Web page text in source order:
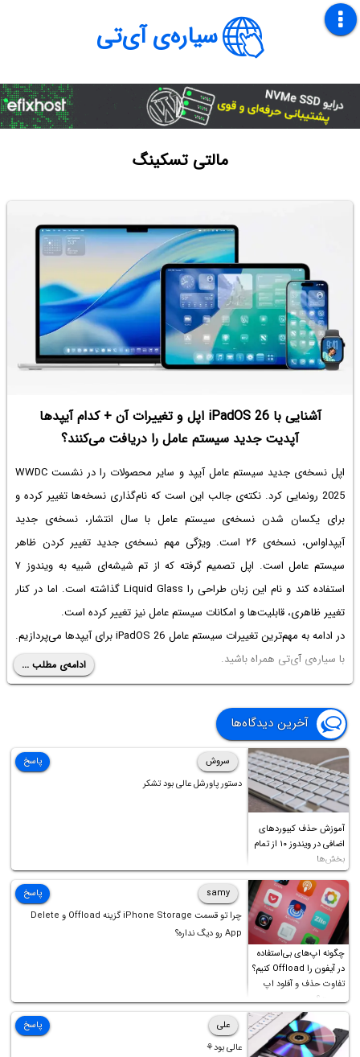
سیاره‌ی آی‌تی
مالتی تسکینگ
آشنایی با iPadOS 26 اپل و تغییرات آن + کدام آیپدها
آپدیت جدید سیستم عامل را دریافت می‌کنند؟
اپل نسخه‌ی جدید سیستم عامل آیپد و سایر محصولات را در نشست WWDC
2025 رونمایی کرد. نکته‌ی جالب این است که نام‌گذاری نسخه‌ها تغییر کرده و
برای یکسان شدن نسخه‌ی سیستم عامل با سال انتشار، نسخه‌ی جدید
آیپد‌او‌اس، نسخه‌ی ۲۶ است. ویژگی مهم نسخه‌ی جدید تغییر کردن ظاهر
سیستم عامل است. اپل تصمیم گرفته که از تم شیشه‌ای شبیه به ویندوز ۷
استفاده کند و نام این زبان طراحی را Liquid Glass گذاشته است. اما در کنار
تغییر ظاهری، قابلیت‌ها و امکانات سیستم عامل نیز تغییر کرده است.
در ادامه به مهم‌ترین تغییرات سیستم عامل iPadOS 26 برای آیپدها می‌پردازیم.
با سیاره‌ی آی‌تی همراه باشید.
ادامه‌ی مطلب ...
آخرین دیدگاه‌ها
آموزش حذف کیبوردهای
اضافی در ویندوز ۱۰ از تمام
بخش‌ها
سروش
دستور پاورشل عالی بود تشکر
پاسخ
چگونه اپ‌های بی‌استفاده
در آیفون را Offload کنیم؟
تفاوت حذف و آفلود اپ
چیست؟
samy
چرا تو قسمت iPhone Storage گزینه Offload و Delete
App رو دیگ نداره؟
پاسخ
علی
عالی بود⚘
پاسخ